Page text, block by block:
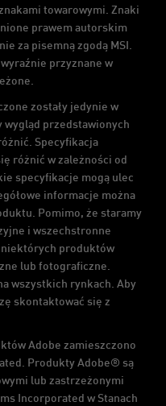
towarowymi. Znaki
prawem autorskim
za pisemną zgodą MSI.
przyznane w
zostały jedynie w
przedstawionych
Specyfikacja
różnić w zależności od
specyfikacje mogą ulec
informacje można
Pomimo, że staramy
i wszechstronne
produktów
lub fotograficzne.
wszystkich rynkach. Aby
skontaktować się z
Adobe zamieszczono
Produkty Adobe® są
lub zastrzeżonymi
Incorporated w Stanach